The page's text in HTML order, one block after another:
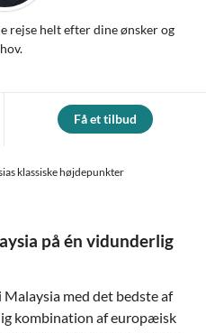
rejse helt efter dine ønsker og
Få et tilbud
klassiske højdepunkter
på én vidunderlig
Malaysia med det bedste af
kombination af europæisk